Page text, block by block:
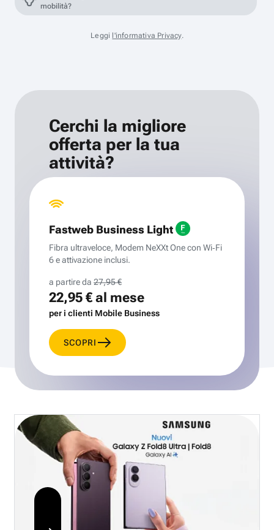
mobilità?
Leggi l'informativa Privacy.
Cerchi la migliore
offerta per la tua
attività?
Fastweb Business Light
Fibra ultraveloce, Modem NeXXt One con Wi‑Fi
6 e attivazione inclusi.
a partire da 27,95 €
22,95 €al mese
per i clienti Mobile Business
SCOPRI